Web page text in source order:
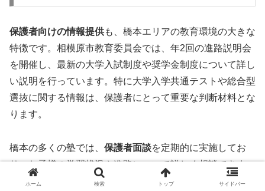
保護者向けの情報提供も、橋本エリアの教育環境の大きな
特徴です。相模原市教育委員会では、年2回の進路説明会
を開催し、最新の大学入試制度や奨学金制度について詳し
い説明を行っています。特に大学入学共通テストや総合型
選抜に関する情報は、保護者にとって重要な判断材料とな
ります。
橋本の多くの塾では、 保護者面談を定期的に実施してお
り、お子様の学習状況や進路について詳しく相談できま
す。特に三者面談では、生徒・保護者・講師が一堂に会
ホーム 検索 トップ サイドバー